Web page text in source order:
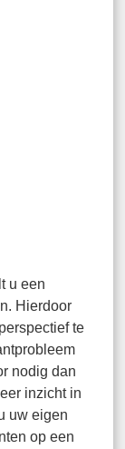
u een
Hierdoor
te
nodig dan
inzicht in
uw eigen
op een